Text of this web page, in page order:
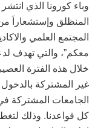
وباء كورونا الذي
المنظلق وإستشعاراَ
المجتمع العلمي
معكم”، والتي تهدف
خلال هذه الفترة
غير المشتركة
الجامعات المشتركة
كل قواعدنا. وذلك